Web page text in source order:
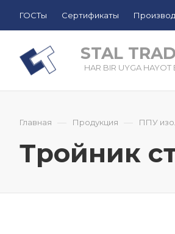
ГОСТы Сертификаты
STAL
HAR BIR UYGA HAYOT
Главная — Продукция — ППУ
Тройник